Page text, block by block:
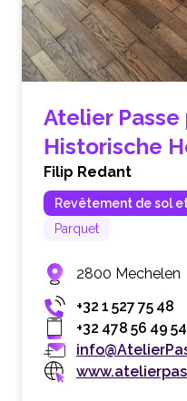
Atelier
Historische
Filip Redant
Revêtement de sol
Parquet
2800 Mechelen
+32 1 527 75 48
+32 478 56 49 54